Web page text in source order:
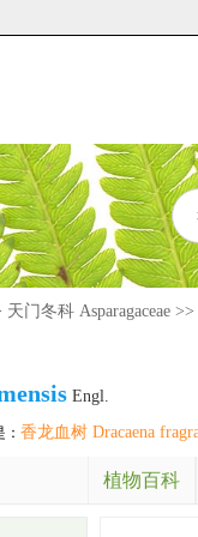
天门冬科 Asparagaceae >>
Engl.
香龙血树 Dracaena
植物百科